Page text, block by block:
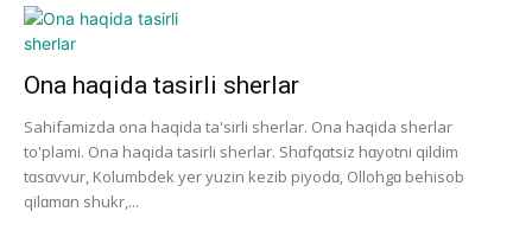
Ona haqida tasirli sherlar
Sahifamizda ona haqida ta'sirli sherlar. Ona haqida sherlar
to'plami. Ona haqida tasirli sherlar. Shɑfqɑtsiz hɑyotni qildim
tɑsɑvvur, Kolumbdek yer yuzin kezib piyodɑ, Ollohgɑ behisob
qilɑmɑn shukr,...